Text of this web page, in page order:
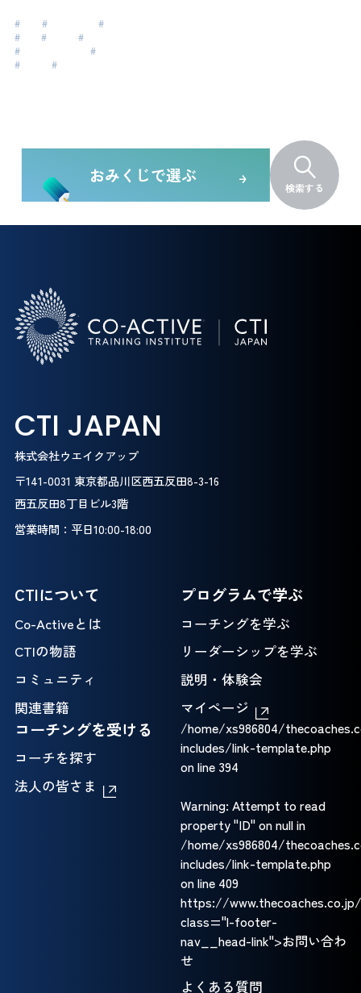
#会計 #グローバル #CPCC取得
#PCC #異文化 #海外
#エグゼクティブ #リーダーシップ
#経営者 #起業家
おみくじで選ぶ
検索する
CTI JAPAN
株式会社ウエイクアップ
〒141-0031 東京都品川区西五反田8-3-16
西五反田8丁目ビル3階
営業時間：平日10:00-18:00
CTIについて
Co-Activeとは
CTIの物語
コミュニティ
関連書籍
プログラムで学ぶ
コーチングを学ぶ
リーダーシップを学ぶ
説明・体験会
マイページ
コーチングを受ける
コーチを探す
法人の皆さま
/home/xs986804/
includes/link-template.php
on line 394
Warning: Attempt to read
property "ID" on null in
/home/xs986804/
includes/link-template.php
on line 409
https://
class="l-footer-
nav__head-link">お問い合わ
せ
よくある質問